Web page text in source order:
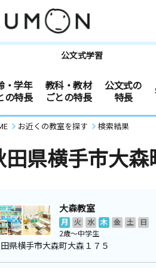
公文式学習
・学年
の特長
教科・教材
ごとの特長
公文式の
特長
お近くの教室を探す 検索結果
田県横手市大
大森教室
月 火 水 木 金 土
日
2歳～中学生
県横手市大森町大森１７５